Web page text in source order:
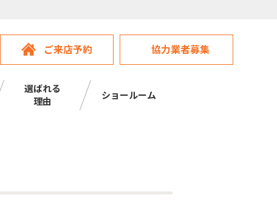
ご来店予約 協力業者募集
選ばれる
理由
ショールーム